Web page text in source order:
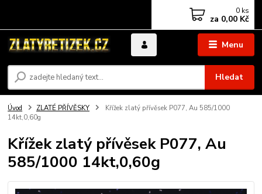
Menu
Hledat
0 ks
za 0,00 Kč
Úvod ZLATÉ PŘÍVĚSKY
Křížek zlatý přívěsek P077, Au 585/1000
14kt,0,60g
Křížek zlatý přívěsek P077, Au
585/1000 14kt,0,60g